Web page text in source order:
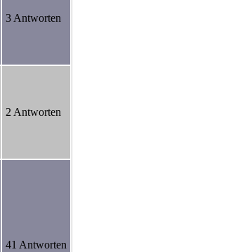
3 Antworten
2 Antworten
41 Antworten